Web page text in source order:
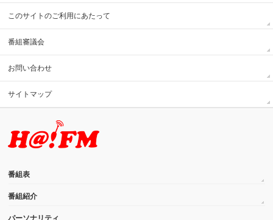
このサイトのご利用にあたって
番組審議会
お問い合わせ
サイトマップ
番組表
番組紹介
パーソナリティ